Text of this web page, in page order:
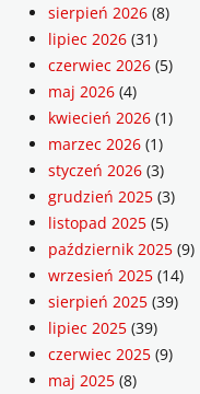
sierpień 2026 (8)
lipiec 2026 (31)
czerwiec 2026 (5)
maj 2026 (4)
kwiecień 2026 (1)
marzec 2026 (1)
styczeń 2026 (3)
grudzień 2025 (3)
listopad 2025 (5)
październik 2025 (9)
wrzesień 2025 (14)
sierpień 2025 (39)
lipiec 2025 (39)
czerwiec 2025 (9)
maj 2025 (8)